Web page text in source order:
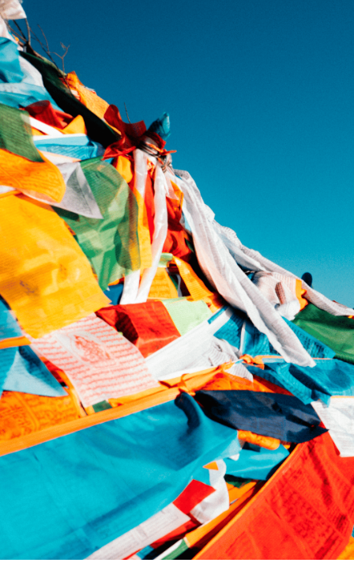
Индивидуальные
Россия
Мир
Команда
Дневник
Магазин
Контакты